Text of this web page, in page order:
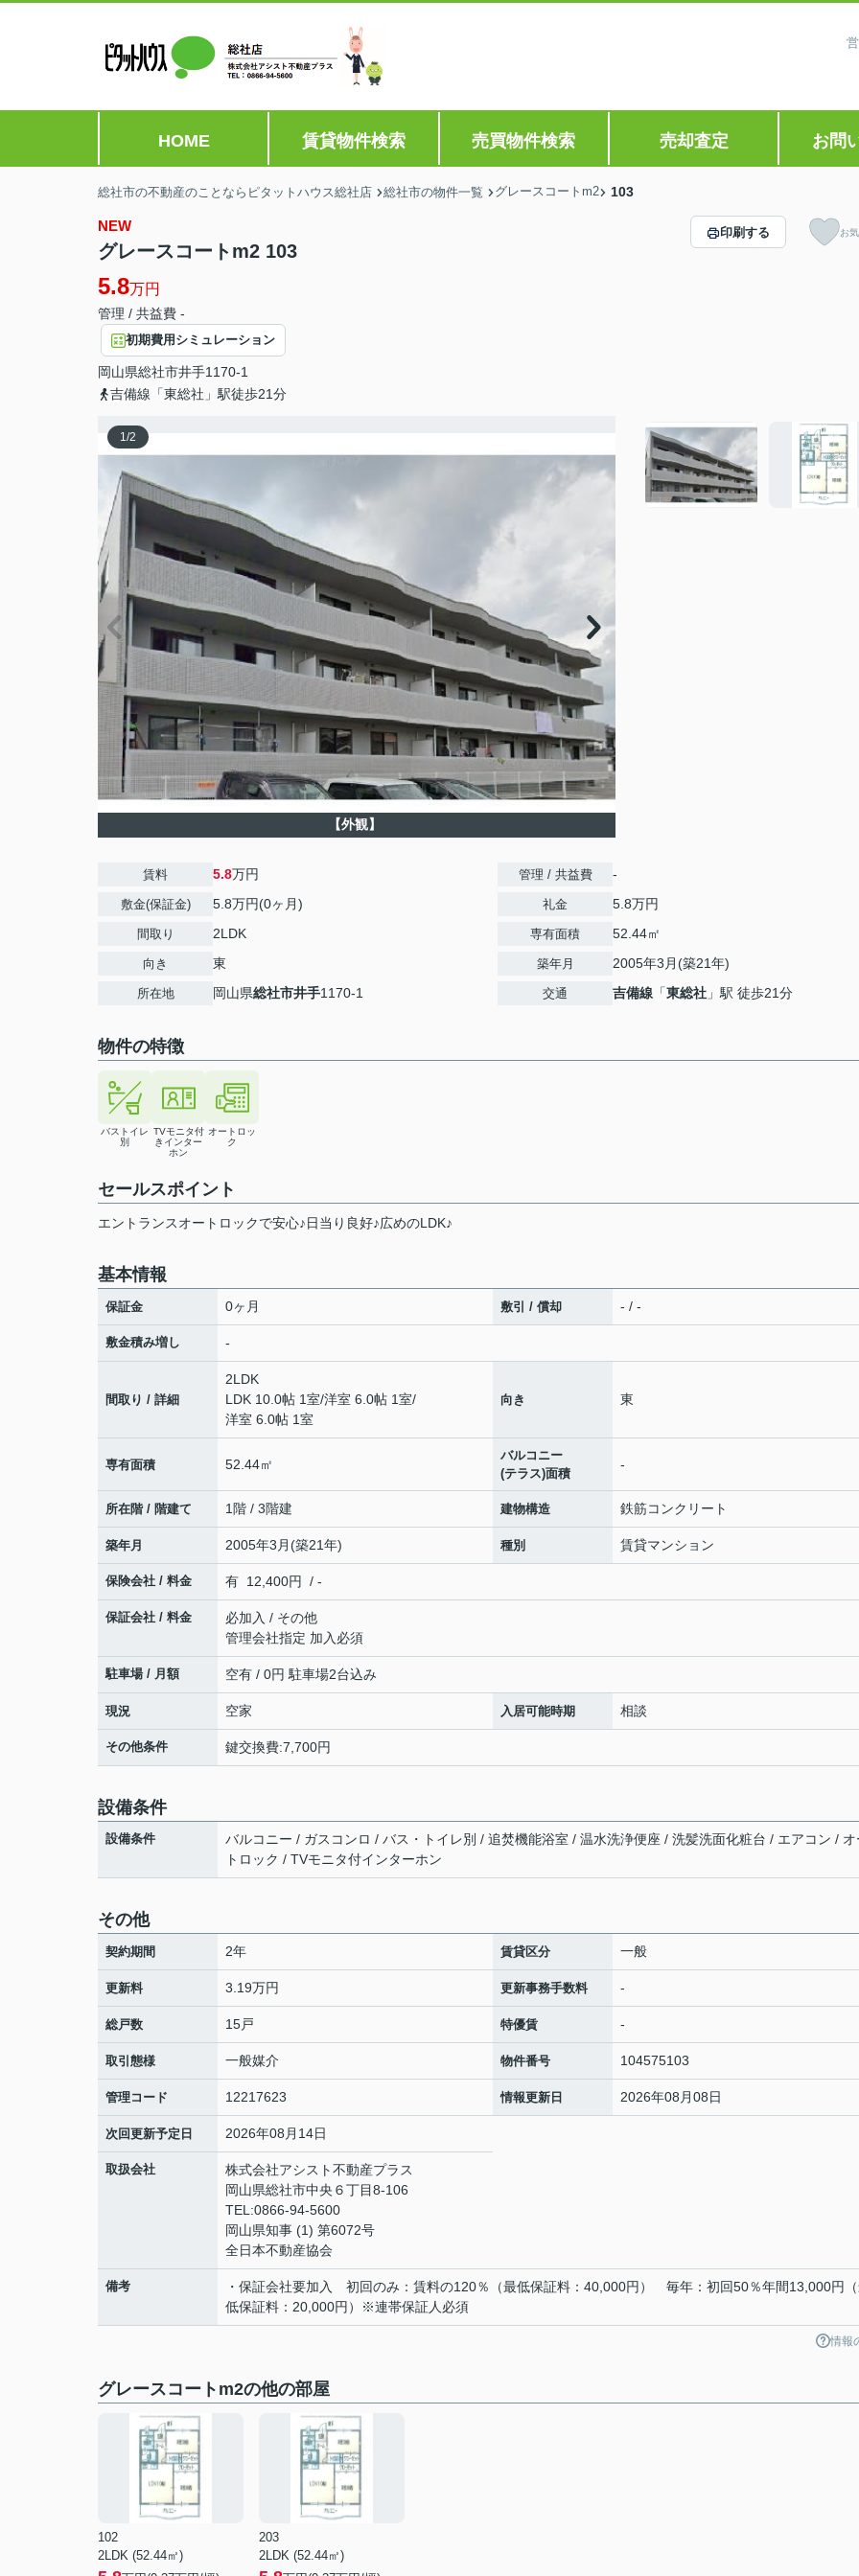
HOME 賃貸物件検索 売買物件検索 売却査定 お問
総社市の不動産のことならピタットハウス総社店 総社市の物件一覧 グレースコートm2 103
NEW
グレースコートm2 103
5.8万円
管理 / 共益費 -
初期費用シミュレーション
岡山県総社市井手1170-1
吉備線「東総社」駅徒歩21分
印刷する お
1/2
【外観】
賃料 5.8万円
敷金(保証金) 5.8万円(0ヶ月)
間取り 2LDK
向き 東
所在地 岡山県総社市井手1170-1
管理 / 共益費 -
礼金 5.8万円
専有面積 52.44㎡
築年月 2005年3月(築21年)
交通 吉備線 「東総社 」駅 徒歩21分
物件の特徴
バストイレ
別
TVモニタ付
きインター
ホン
オートロッ
ク
セールスポイント
エントランスオートロックで安心♪日当り良好♪広めのLDK♪
基本情報
保証金 0ヶ月 敷引 / 償却 - / -
敷金積み増し -
間取り / 詳細
2LDK
LDK 10.0帖 1室/洋室 6.0帖 1室/
洋室 6.0帖 1室
向き 東
専有面積 52.44㎡
バルコニー
(テラス)面積
-
所在階 / 階建て 1階 / 3階建 建物構造 鉄筋コンクリート
築年月 2005年3月(築21年) 種別 賃貸マンション
保険会社 / 料金 有 12,400円 / -
保証会社 / 料金
必加入 / その他
管理会社指定 加入必須
駐車場 / 月額 空有 / 0円 駐車場2台込み
現況 空家 入居可能時期 相談
その他条件 鍵交換費:7,700円
設備条件
設備条件
バルコニー / ガスコンロ / バス・トイレ別 / 追焚機能浴室 / 温水洗浄便座 / 洗髪洗面化粧台 / エアコン / オ
トロック / TVモニタ付インターホン
その他
契約期間 2年 賃貸区分 一般
更新料 3.19万円 更新事務手数料 -
総戸数 15戸 特優賃 -
取引態様 一般媒介 物件番号 104575103
管理コード 12217623 情報更新日 2026年08月08日
次回更新予定日 2026年08月14日
取扱会社
株式会社アシスト不動産プラス
岡山県総社市中央６丁目8-106
TEL:0866-94-5600
岡山県知事 (1) 第6072号
全日本不動産協会
備考
・保証会社要加入 初回のみ：賃料の120％（最低保証料：40,000円） 毎年：初回50％年間13,000円
低保証料：20,000円）※連帯保証人必須
情報
グレースコートm2の他の部屋
102
2LDK (52.44㎡)
203
2LDK (52.44㎡)